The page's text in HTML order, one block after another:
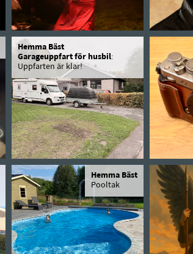
Hemma Bäst
Garageuppfart för husbil:
Uppfarten är klar!
Hemma Bäst
Pooltak